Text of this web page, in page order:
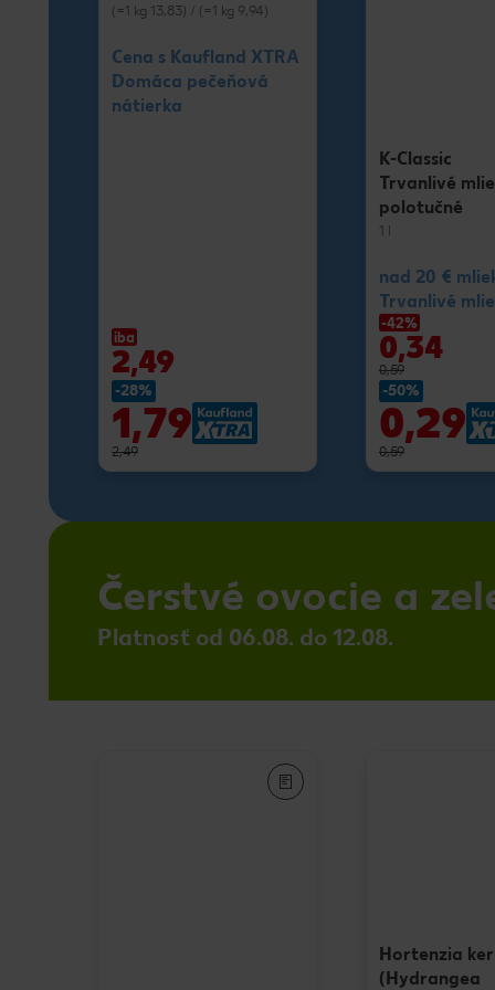
(=1 kg 13,83) / (=1 kg 9,94)
Cena s Kaufland XTRA
Domáca pečeňová
nátierka
iba
2,49
-28%
1,79
2,49
K-Classic
Trvanlivé
polotučné
1 l
nad 20 €
Trvanlivé
-42%
0,34
0,59
-50%
0,29
0,59
Čerstvé ovocie a
Platnosť od 06.08. do 12.08.
Hortenzia ker
(Hydrangea